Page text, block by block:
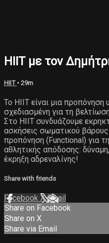
HIIT με τον
HIIT • 29m
Το ΗΙΙΤ είναι μια προπόνηση
σχεδιασμένη για τη
Στο ΗΙΙΤ συνδυάζουμε
ασκήσεις σωματικού
προπόνηση (Functional) για
αθλητικής απόδοσης:
έκρηξη αδρεναλίνης!
Share with friends
Facebook XEmail
Share on Facebook
Share on X
Share via Email